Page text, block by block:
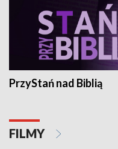
PrzyStań nad Biblią
FILMY